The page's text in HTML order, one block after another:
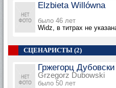
Elzbieta Willówna
было 46 лет
Widz, в титрах не
СЦЕНАРИСТЫ (2)
Гржегорц Дубовски
Grzegorz Dubowski
было 50 лет